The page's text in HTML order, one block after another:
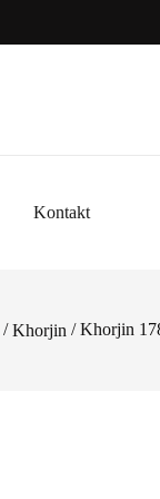
Kontakt
/Khorjin / Khorjin